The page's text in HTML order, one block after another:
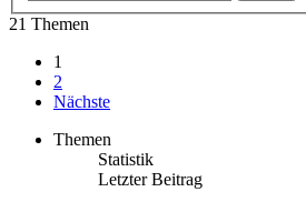
21 Themen
1
2
Nächste
Themen
Statistik
Letzter Beitrag